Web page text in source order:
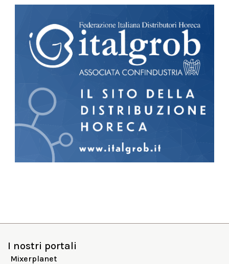
I nostri portali
Mixerplanet